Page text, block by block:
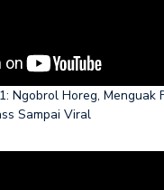
Ngobrol Horeg, Menguak
Sampai Viral